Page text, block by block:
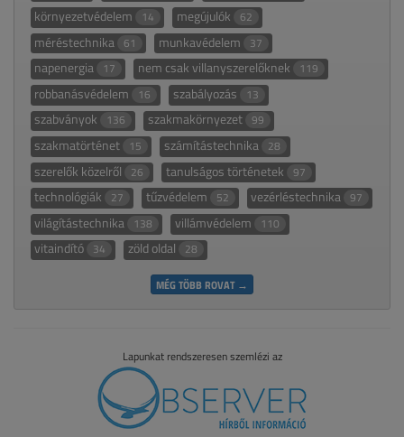
környezetvédelem 14 megújulók 62
méréstechnika 61 munkavédelem 37
napenergia 17 nem csak villanyszerelőknek 119
robbanásvédelem 16 szabályozás 13
szabványok 136 szakmakörnyezet 99
szakmatörténet 15 számítástechnika 28
szerelők közelről 26 tanulságos történetek 97
technológiák 27 tűzvédelem 52 vezérléstechnika 97
világítástechnika 138 villámvédelem 110
vitaindító 34 zöld oldal 28
MÉG TÖBB ROVAT →
Lapunkat rendszeresen szemlézi az